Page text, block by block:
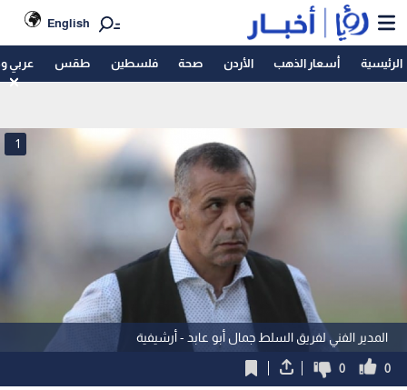
English
الرئيسية أسعار الذهب الأردن صحة فلسطين طقس عربي
المدير الفني لفريق السلط جمال أبو عابد - أرشيفية
1
0
0